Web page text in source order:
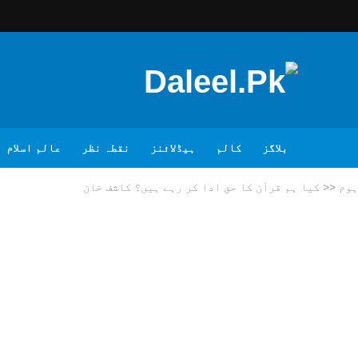
بلاگز کالم ہیڈلائنز نقطہ نظر عالم اسلام
ہوم << کیا ہم قرآن کا حق ادا کر رہے ہیں؟ کاشف خان